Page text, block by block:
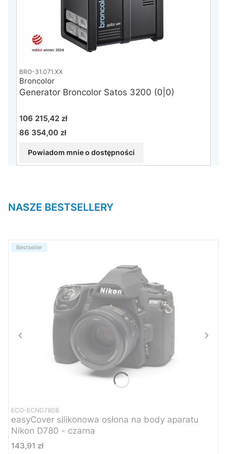
BRO-31.071.XX
Generator Broncolor Satos 3200 (0|0)
Broncolor
Cena
106 215,42 zł
Cena
86 354,00 zł
Powiadom mnie o dostępności
NASZE BESTSELLERY
Bestseller
ECO-ECND780B
easyCover silikonowa osłona na body aparatu
Nikon D780 - czarna
Cena
143,91 zł